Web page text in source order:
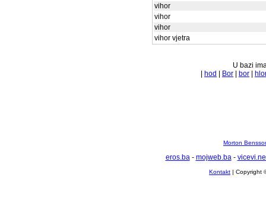
vihor
vihor
vihor
vihor vjetra
U bazi
hod Bor bor
Morton
eros.ba- mojweb.ba-
Kontakt | Copyright